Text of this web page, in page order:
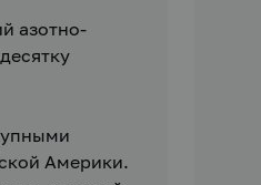
азотно-
Америки.